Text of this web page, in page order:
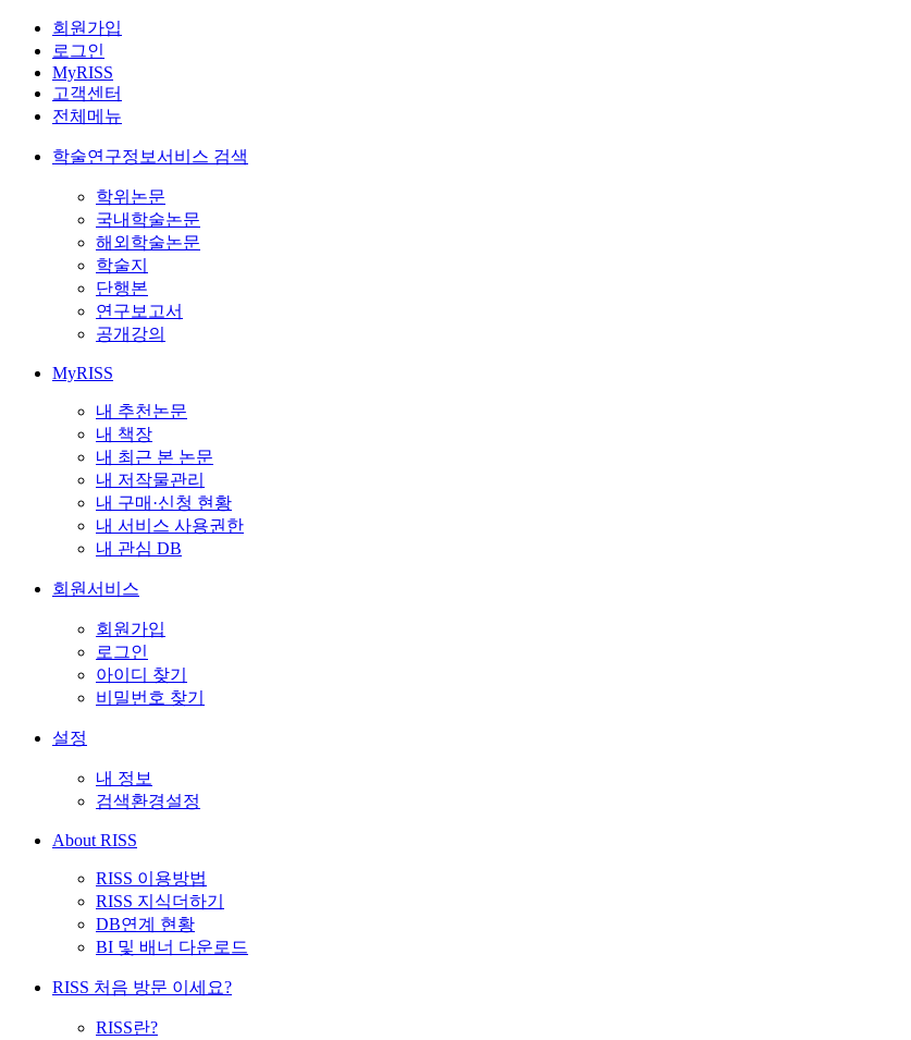
회원가입
로그인
MyRISS
고객센터
전체메뉴
학술연구정보서비스 검색
학위논문
국내학술논문
해외학술논문
학술지
단행본
연구보고서
공개강의
MyRISS
내 추천논문
내 책장
내 최근 본 논문
내 저작물관리
내 구매·신청 현황
내 서비스 사용권한
내 관심 DB
회원서비스
회원가입
로그인
아이디 찾기
비밀번호 찾기
설정
내 정보
검색환경설정
About RISS
RISS 이용방법
RISS 지식더하기
DB연계 현황
BI 및 배너 다운로드
RISS 처음 방문 이세요?
RISS란?